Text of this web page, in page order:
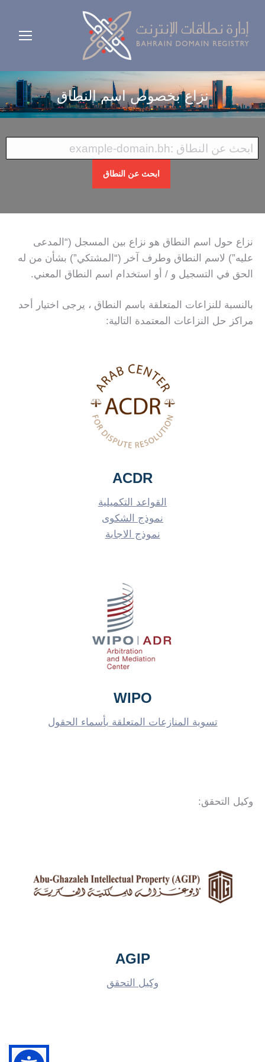
نزاع بخصوص اسم النطاق
ابحث عن النطاق
نزاع حول اسم النطاق هو نزاع بين المسجل (“المدعى
عليه”) لاسم النطاق وطرف آخر (“المشتكي”) بشأن من له
الحق في التسجيل و / أو استخدام اسم النطاق المعني.
بالنسبة للنزاعات المتعلقة باسم النطاق ، يرجى اختيار أحد
مراكز حل النزاعات المعتمدة التالية:
ACDR
القواعد التكميلية
نموذج الشكوى
نموذج الاجابة
WIPO
تسوية المنازعات المتعلقة بأسماء الحقول
وكيل التحقق:
AGIP
وكيل التحقق